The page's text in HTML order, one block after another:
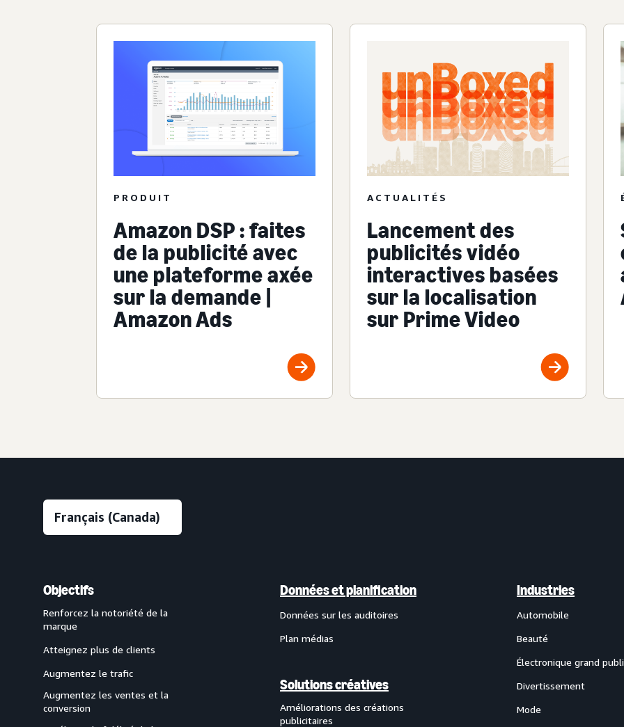
PRODUIT
Amazon DSP : faites
de la publicité avec
une plateforme axée
sur la demande |
Amazon Ads
ACTUALITÉS
Lancement des
publicités vidéo
interactives basées
sur la localisation
sur Prime Video
Objectifs
Renforcez la notoriété de la
marque
Atteignez plus de clients
Augmentez le trafic
Augmentez les ventes et la
conversion
Données et planification
Données sur les auditoires
Plan médias
Solutions créatives
Améliorations des créations
publicitaires
Industries
Automobile
Beauté
Électronique grand
Divertissement
Mode